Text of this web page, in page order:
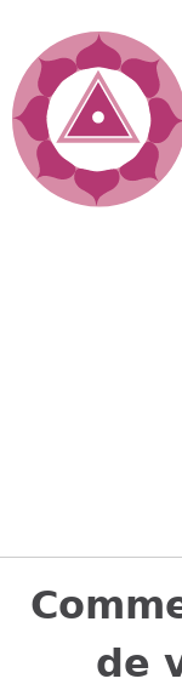
navigation
Back
de